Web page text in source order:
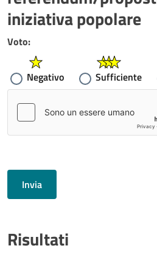
iniziativa popolare
Voto:
Negativo Sufficiente
Invia
Risultati